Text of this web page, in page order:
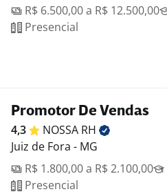
R$ 6.500,00 a R$ 12.500,00
Presencial
Promotor De Vendas
4,3 NOSSA RH
Juiz de Fora - MG
R$ 1.800,00 a R$ 2.100,00
Presencial